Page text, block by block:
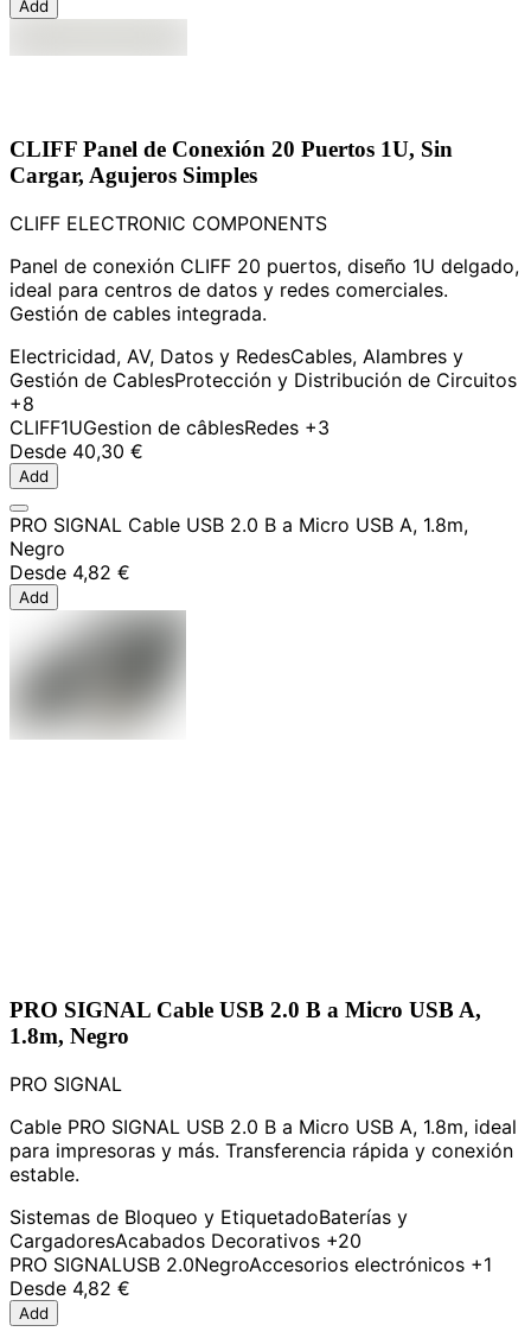
Add
CLIFF Panel de Conexión 20 Puertos 1U, Sin
Cargar, Agujeros Simples
CLIFF ELECTRONIC COMPONENTS
Panel de conexión CLIFF 20 puertos, diseño 1U delgado,
ideal para centros de datos y redes comerciales.
Gestión de cables integrada.
Electricidad, AV, Datos y RedesCables, Alambres y
Gestión de CablesProtección y Distribución de Circuitos
+8
CLIFF1UGestion de câblesRedes +3
Desde 40,30 €
Add
PRO SIGNAL Cable USB 2.0 B a Micro USB A, 1.8m,
Negro
Desde 4,82 €
Add
PRO SIGNAL Cable USB 2.0 B a Micro USB A,
1.8m, Negro
PRO SIGNAL
Cable PRO SIGNAL USB 2.0 B a Micro USB A, 1.8m, ideal
para impresoras y más. Transferencia rápida y conexión
estable.
Sistemas de Bloqueo y EtiquetadoBaterías y
CargadoresAcabados Decorativos +20
PRO SIGNALUSB 2.0NegroAccesorios electrónicos +1
Desde 4,82 €
Add